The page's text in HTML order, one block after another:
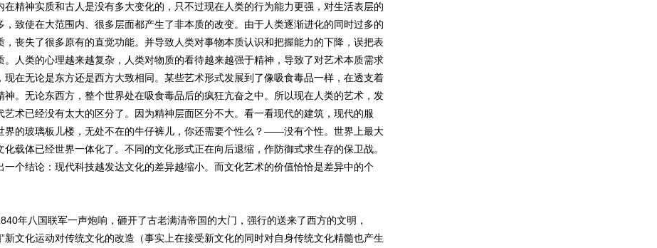
在精神实质和古人是没有多大变化的，只不过现在人类的行为能力更强，对生活表层的
，致使在大范围内、很多层面都产生了非本质的改变。由于人类逐渐进化的同时过多的
，丧失了很多原有的直觉功能。并导致人类对事物本质认识和把握能力的下降，误把表
。人类的心理越来越复杂，人类对物质的看待越来越强于精神，导致了对艺术本质需求
现在无论是东方还是西方大致相同。某些艺术形式发展到了像吸食毒品一样，在透支着
神。无论东西方，整个世界处在吸食毒品后的疯狂亢奋之中。所以现在人类的艺术，发
艺术已经没有太大的区分了。因为精神层面区分不大。看一看现代的建筑，现代的服
界的玻璃板儿楼，无处不在的牛仔裤儿，你还需要个性么？——没有个性。世界上最大
化载体已经世界一体化了。不同的文化形式正在向后退缩，作防御式求生存的保卫战。
一个结论：现代科技越发达文化的差异越缩小。而文化艺术的价值恰恰是差异中的个
年八国联军一声炮响，砸开了古老满清帝国的大门，强行的送来了西方的文明，
”新文化运动对传统文化的改造（事实上在接受新文化的同时对自身传统文化精髓也产生